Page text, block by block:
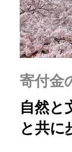
寄付金
自然と
と共に